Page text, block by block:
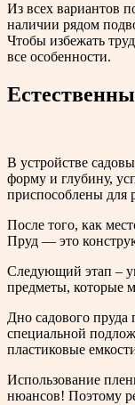
Из всех вариантов
наличии рядом
Чтобы избежать
все особенности.
В устройстве
форму и глубину,
приспособлены для
После того, как
Пруд — это
Следующий этап –
предметы, которые
Дно садового пруда
специальной
пластиковые
Использование
нюансов! Поэтому